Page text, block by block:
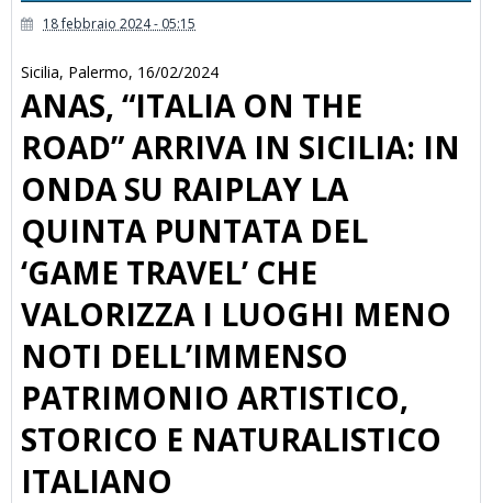
18 febbraio 2024 - 05:15
Sicilia, Palermo, 16/02/2024
ANAS, “ITALIA ON THE
ROAD” ARRIVA IN SICILIA: IN
ONDA SU RAIPLAY LA
QUINTA PUNTATA DEL
‘GAME TRAVEL’ CHE
VALORIZZA I LUOGHI MENO
NOTI DELL’IMMENSO
PATRIMONIO ARTISTICO,
STORICO E NATURALISTICO
ITALIANO